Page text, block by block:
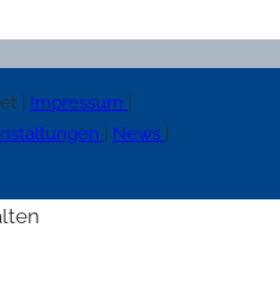
| Impressum
News